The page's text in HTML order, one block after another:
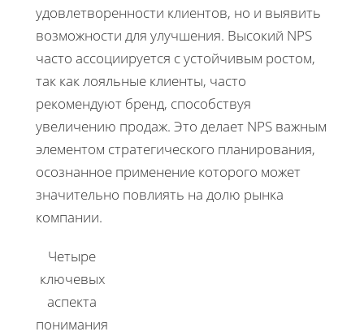
удовлетворенности клиентов, но и выявить
возможности для улучшения. Высокий NPS
часто ассоциируется с устойчивым ростом,
так как лояльные клиенты, часто
рекомендуют бренд, способствуя
увеличению продаж. Это делает NPS важным
элементом стратегического планирования,
осознанное применение которого может
значительно повлиять на долю рынка
компании.
Четыре
ключевых
аспекта
понимания